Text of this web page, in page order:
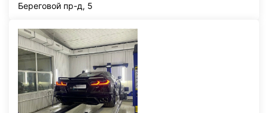
Береговой пр-д, 5